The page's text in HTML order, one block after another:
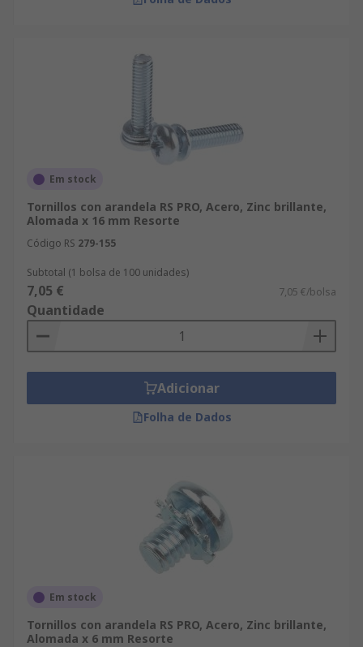
Em stock
Tornillos con arandela RS PRO, Acero, Zinc brillante,
Alomada x 16 mm Resorte
Código RS 279-155
Subtotal (1 bolsa de 100 unidades)
7,05 € 7,05 €/bolsa
Quantidade
Adicionar
Folha de Dados
Em stock
Tornillos con arandela RS PRO, Acero, Zinc brillante,
Alomada x 6 mm Resorte